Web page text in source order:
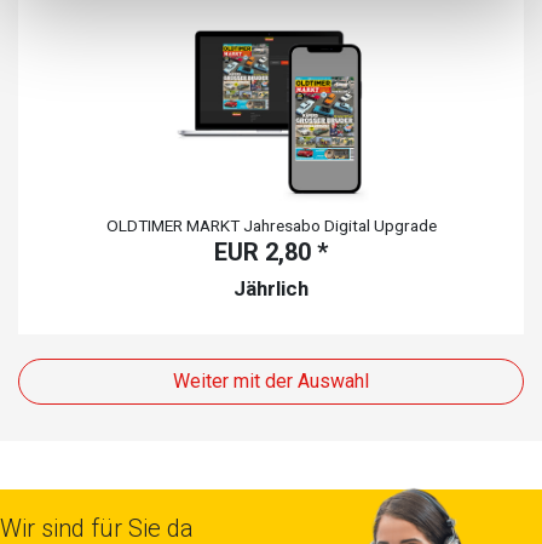
OLDTIMER MARKT Jahresabo Digital Upgrade
EUR 2,80 *
Jährlich
Weiter mit der Auswahl
Wir sind für Sie da